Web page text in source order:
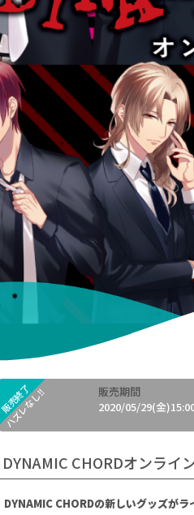
販売終了
ハズレなし!!
販売期間
2020/05/29(金
DYNAMIC CHORDオンライ
DYNAMIC CHORDの新しいグッズが